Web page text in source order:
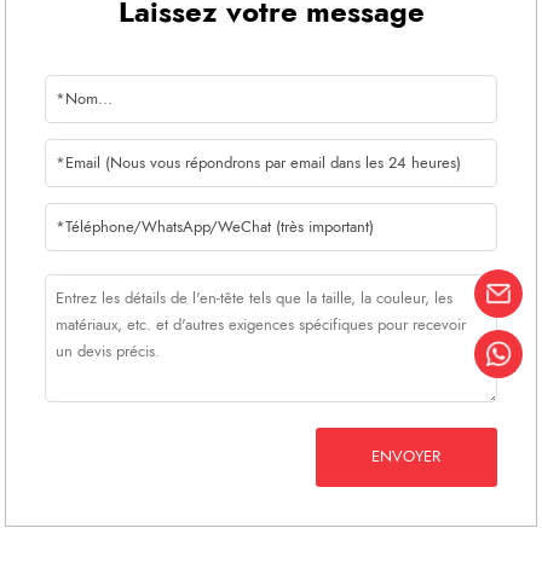
POURQUOI NOUS CHOISIR ?
1. Notre usine fournit un service de
dans plus de 90 pays. Nous avons
différentes spécifications et différents
prix pour satisfaire les différentes
exigences des clients.
2. Nous disposons d'un service en
ligne 24 heures sur 24, d'un
vendeur anglais, espagnol, français
et russe, ce qui vous permet de
communiquer avec nous sans aucun
Laissez votre message
ENVOYER